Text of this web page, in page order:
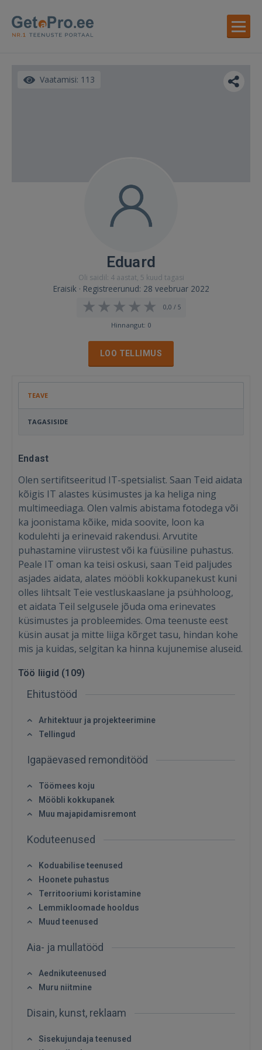
Vaatamisi: 113
Eduard
Oli saidil: 4 aastat, 5 kuud tagasi
Eraisik · Registreerunud: 28 veebruar 2022
0,0 / 5
Hinnangut: 0
LOO TELLIMUS
TEAVE
TAGASISIDE
Endast
Olen sertifitseeritud IT-spetsialist. Saan Teid aidata
kõigis IT alastes küsimustes ja ka heliga ning
multimeediaga. Olen valmis abistama fotodega või
ka joonistama kõike, mida soovite, loon ka
kodulehti ja erinevaid rakendusi. Arvutite
puhastamine viirustest või ka füüsiline puhastus.
Peale IT oman ka teisi oskusi, saan Teid paljudes
asjades aidata, alates mööbli kokkupanekust kuni
olles lihtsalt Teie vestluskaaslane ja psühholoog,
et aidata Teil selgusele jõuda oma erinevates
küsimustes ja probleemides. Oma teenuste eest
küsin ausat ja mitte liiga kõrget tasu, hindan kohe
mis ja kuidas, selgitan ka hinna kujunemise aluseid.
Töö liigid (109)
Ehitustööd
Arhitektuur ja projekteerimine
Tellingud
Igapäevased remonditööd
Töömees koju
Mööbli kokkupanek
Muu majapidamisremont
Koduteenused
Koduabilise teenused
Hoonete puhastus
Territooriumi koristamine
Lemmikloomade hooldus
Muud teenused
Aia- ja mullatööd
Aednikuteenused
Muru niitmine
Disain, kunst, reklaam
Sisekujundaja teenused